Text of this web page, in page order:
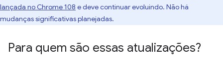
lançada no Chrome 108 e deve continuar evoluindo. Não há
mudanças significativas planejadas.
Para quem são essas atualizações?